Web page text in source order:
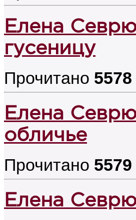
Елена
гусеницу
Прочитано 5578
Елена
обличье
Прочитано 5579
Елена